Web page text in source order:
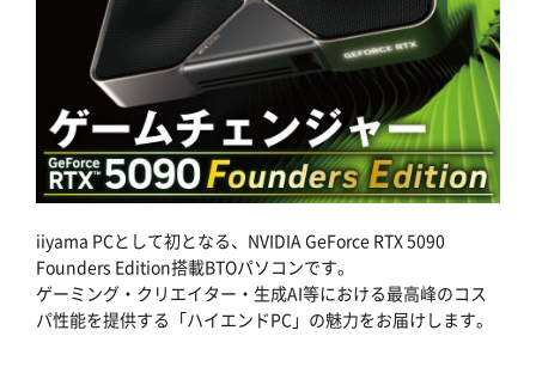
iiyama PCとして初となる、NVIDIA GeForce RTX 5090
Founders Edition搭載BTOパソコンです。
ゲーミング・クリエイター・生成AI等における最高峰のコス
パ性能を提供する「ハイエンドPC」の魅力をお届けします。